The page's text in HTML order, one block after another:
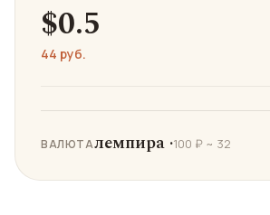
$0.5
44 руб.
ВАЛЮТАлемпира ·100 ₽ ~ 32